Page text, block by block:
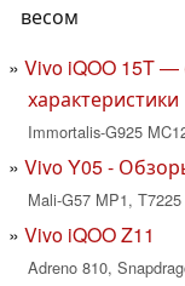
весом
Vivo iQOO 15T
характеристики
Immortalis-G925
Vivo Y05 -
Mali-G57 MP1,
Vivo iQOO Z11
Adreno 810,